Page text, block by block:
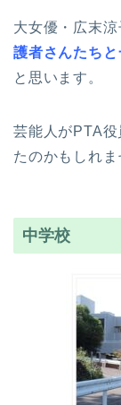
大女優・広末涼
護者さんたち
と思います。
芸能人がPTA
たのかもしれま
中学校